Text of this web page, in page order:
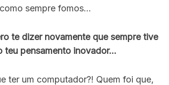
sempre fomos…
te dizer novamente que sempre tive
teu pensamento inovador…
ter um computador?! Quem foi que,